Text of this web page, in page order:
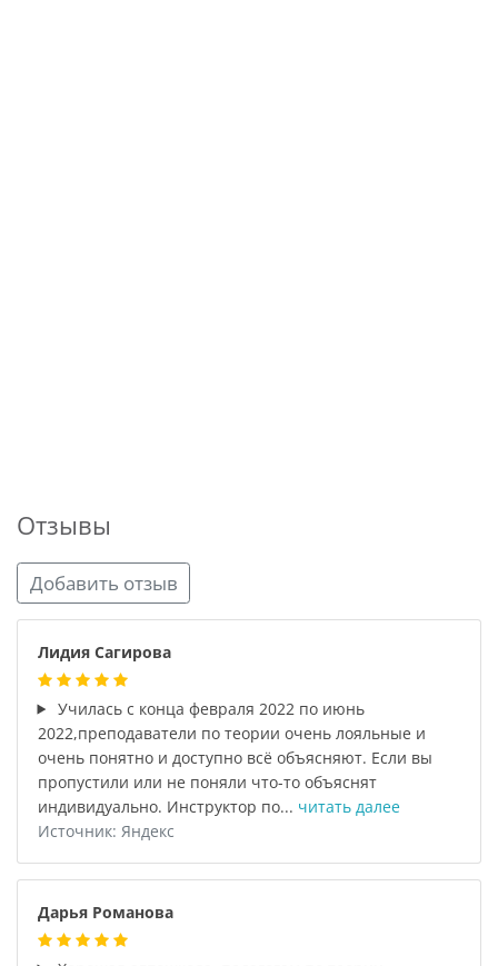
Отзывы
Добавить отзыв
Лидия Сагирова
Училась с конца февраля 2022 по июнь
2022,преподаватели по теории очень лояльные и
очень понятно и доступно всё объясняют. Если вы
пропустили или не поняли что-то объяснят
индивидуально. Инструктор по... читать далее
Источник: Яндекс
Дарья Романова